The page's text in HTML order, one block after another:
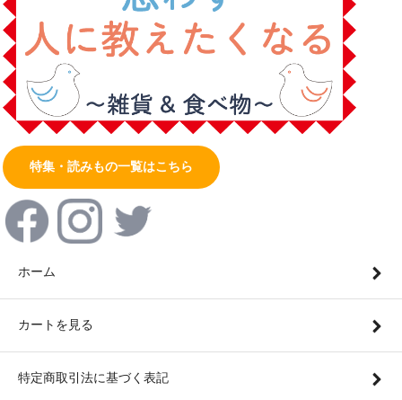
特集・読みもの一覧はこちら
ホーム
カートを見る
特定商取引法に基づく表記